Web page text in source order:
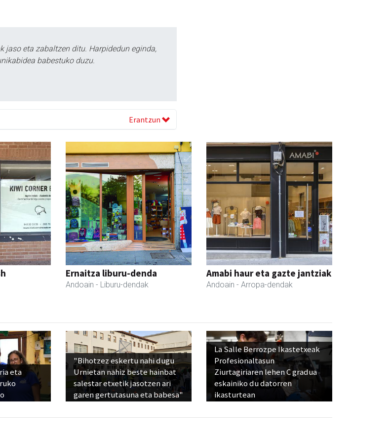
jaso eta zabaltzen ditu. Harpidedun eginda,
babestuko duzu.
Erantzun
Ernaitza liburu-denda
Andoain - Liburu-dendak
Amabi haur eta gazte jantziak
Andoain - Arropa-dendak
eta
"Bihotzez eskertu nahi dugu
Urnietan nahiz beste hainbat
salestar etxetik jasotzen ari
garen gertutasuna eta babesa"
La Salle Berrozpe Ikastetxeak
Profesionaltasun
Ziurtagiriaren lehen C gradua
eskainiko du datorren
ikasturtean